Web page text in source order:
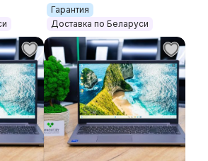
область
Гарантия
Доставка по Беларуси